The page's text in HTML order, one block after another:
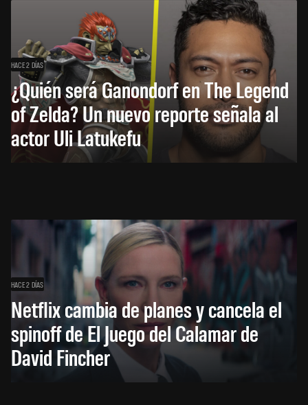
HACE 2 DÍAS
¿Quién será Ganondorf en The Legend
of Zelda? Un nuevo reporte señala al
actor Uli Latukefu
HACE 2 DÍAS
Netflix cambia de planes y cancela el
spinoff de El Juego del Calamar de
David Fincher